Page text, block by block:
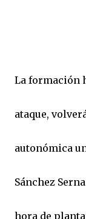
La formación
ataque,
autonómica
Sánchez
hora de